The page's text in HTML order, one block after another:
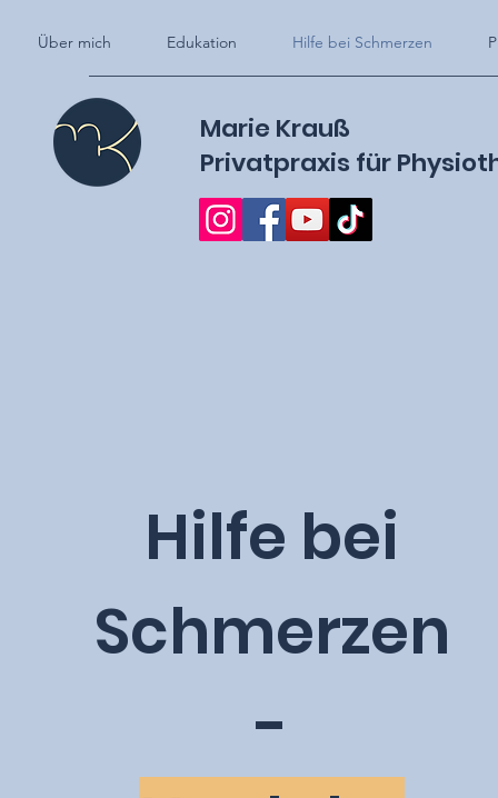
Über mich Edukation Hilfe bei Schmerzen
Marie Krauß
Privatpraxis für
Hilfe bei
Schmerzen
-